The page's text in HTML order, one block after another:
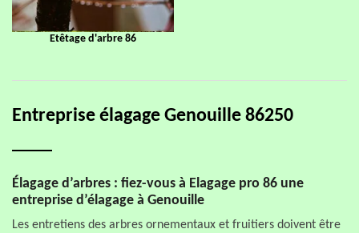
Etêtage d'arbre 86
Entreprise élagage Genouille 86250
Élagage d’arbres : fiez-vous à Elagage pro 86 une
entreprise d’élagage à Genouille
Les entretiens des arbres ornementaux et fruitiers doivent être